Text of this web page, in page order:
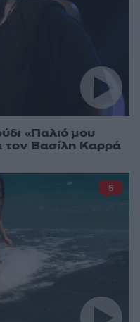
«Παλιό μου
τον Βασίλη Καρρά
5